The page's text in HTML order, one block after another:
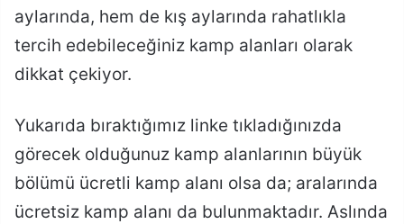
aylarında, hem de kış aylarında rahatlıkla
tercih edebileceğiniz kamp alanları olarak
dikkat çekiyor.
Yukarıda bıraktığımız linke tıkladığınızda
görecek olduğunuz kamp alanlarının büyük
bölümü ücretli kamp alanı olsa da; aralarında
ücretsiz kamp alanı da bulunmaktadır. Aslında